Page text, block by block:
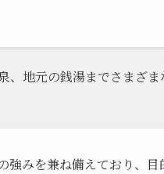
、地元の銭湯までさまざ
強みを兼ね備えており、